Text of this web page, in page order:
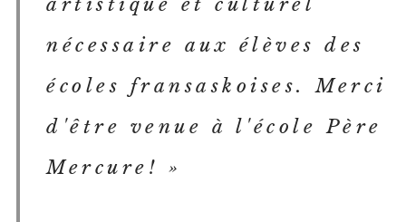
artistique et culturel
nécessaire aux élèves des
écoles fransaskoises. Merci
d'être venue à l'école Père
Mercure! »